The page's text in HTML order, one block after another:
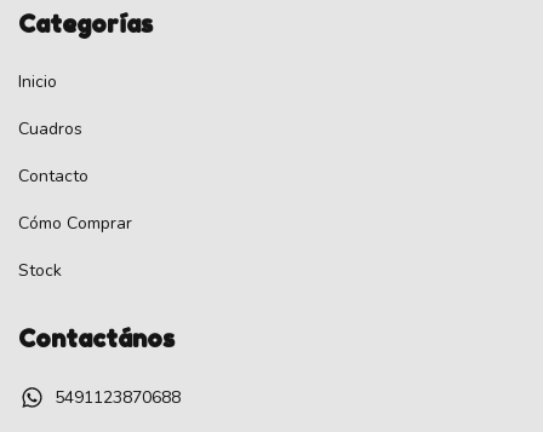
Categorías
Inicio
Cuadros
Contacto
Cómo Comprar
Stock
Contactános
5491123870688